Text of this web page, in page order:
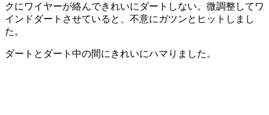
クにワイヤーが絡んできれいにダートしない。微調整してワ
インドダートさせていると、不意にガツンとヒットしまし
た。
ダートとダート中の間にきれいにハマりました。